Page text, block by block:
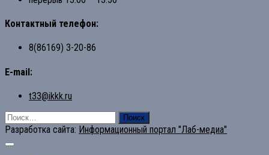
Контактный телефон:
8(86169) 3-20-86
E-mail:
t33@ikkk.ru
Найти:
Разработка сайта: Информационный портал "Лаб-медиа"